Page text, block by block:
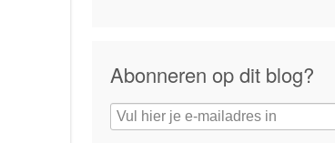
Abonneren op dit blog?